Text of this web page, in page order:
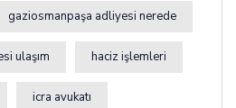
gaziosmanpaşa adliyesi nerede
ulaşım haciz işlemleri
icra avukatı